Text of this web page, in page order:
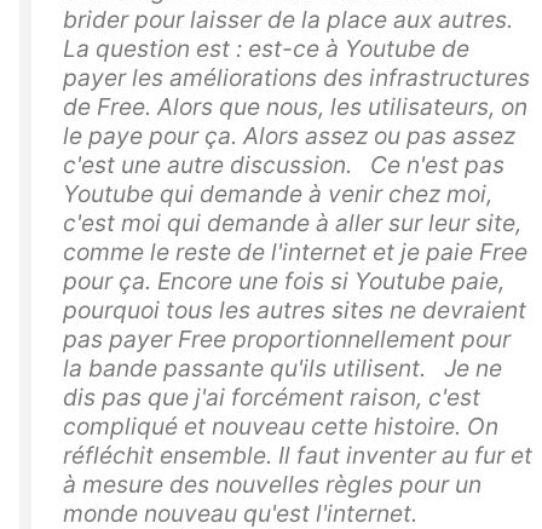
brider pour laisser de la place aux autres.
La question est : est-ce à Youtube de
payer les améliorations des infrastructures
de Free. Alors que nous, les utilisateurs, on
le paye pour ça. Alors assez ou pas assez
c'est une autre discussion. Ce n'est pas
Youtube qui demande à venir chez moi,
c'est moi qui demande à aller sur leur site,
comme le reste de l'internet et je paie Free
pour ça. Encore une fois si Youtube paie,
pourquoi tous les autres sites ne devraient
pas payer Free proportionnellement pour
la bande passante qu'ils utilisent. Je ne
dis pas que j'ai forcément raison, c'est
compliqué et nouveau cette histoire. On
réfléchit ensemble. Il faut inventer au fur et
à mesure des nouvelles règles pour un
monde nouveau qu'est l'internet.